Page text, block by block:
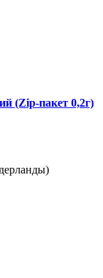
(Zip-пакет 0,2г)